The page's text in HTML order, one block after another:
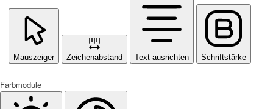
Mauszeiger Zeichenabstand Text ausrichten Schriftstärke
Farbmodule